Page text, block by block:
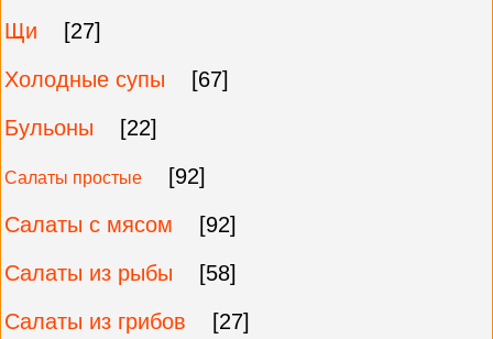
Щи
[27]
Холодные супы
[67]
Бульоны
[22]
Салаты простые
[92]
Салаты с мясом
[92]
Салаты из рыбы
[58]
Салаты из грибов
[27]